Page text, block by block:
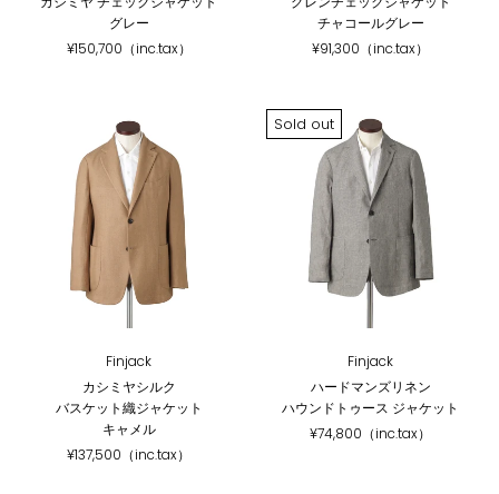
グレー
¥150,700（inc.tax）
チャコールグレー
¥91,300（inc.tax）
Finjack
カシミヤシルク
バスケット織ジャケット
キャメル
¥137,500（inc.tax）
Sold out
Finjack
ハードマンズリネン
ハウンドトゥース ジャケット
¥74,800（inc.tax）